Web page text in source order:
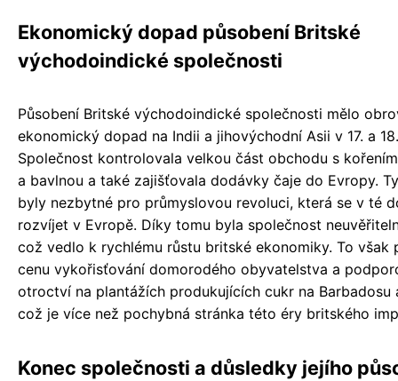
Ekonomický dopad působení Britské
východoindické společnosti
Působení Britské východoindické společnosti mělo
ekonomický dopad na Indii a jihovýchodní Asii v 17. a
Společnost kontrolovala velkou část obchodu s
a bavlnou a také zajišťovala dodávky čaje do Evropy.
byly nezbytné pro průmyslovou revoluci, která se v té
rozvíjet v Evropě. Díky tomu byla společnost
což vedlo k rychlému růstu britské ekonomiky. To však
cenu vykořisťování domorodého obyvatelstva a
otroctví na plantážích produkujících cukr na Barbadosu
což je více než pochybná stránka této éry britského
Konec společnosti a důsledky jejího